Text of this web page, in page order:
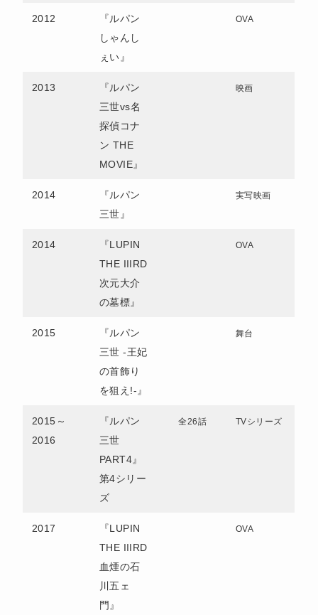
2012
『ルパン
しゃんし
ぇい』
OVA
2013
『ルパン
三世vs名
探偵コナ
ン THE
MOVIE』
映画
2014
『ルパン
三世』
実写映画
2014
『LUPIN
THE IIIRD
次元大介
の墓標』
OVA
2015
『ルパン
三世 -王妃
の首飾り
を狙え!-』
舞台
2015～
2016
『ルパン
三世
PART4』
第4シリー
ズ
全26話 TVシリーズ
2017
『LUPIN
THE IIIRD
血煙の石
川五ェ
門』
OVA